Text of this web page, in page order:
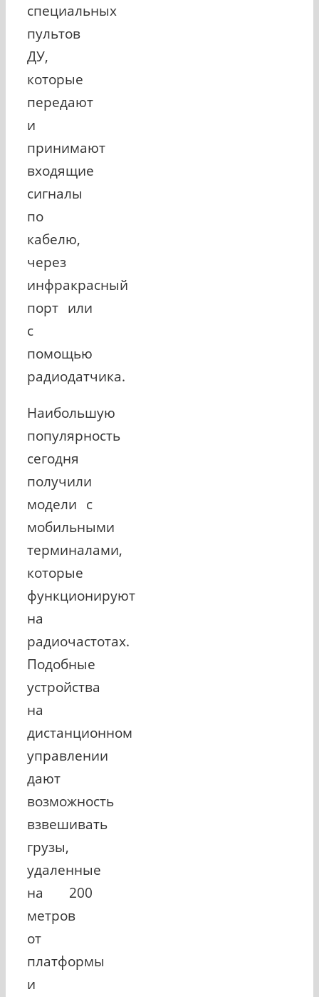
специальных
пультов
ДУ,
которые
передают
и
принимают
входящие
сигналы
по
кабелю,
через
инфракрасный
порт или
с
помощью
радиодатчика.
Наибольшую
популярность
сегодня
получили
модели с
мобильными
терминалами,
которые
функционируют
на
радиочастотах.
Подобные
устройства
на
дистанционном
управлении
дают
возможность
взвешивать
грузы,
удаленные
на 200
метров
от
платформы
и